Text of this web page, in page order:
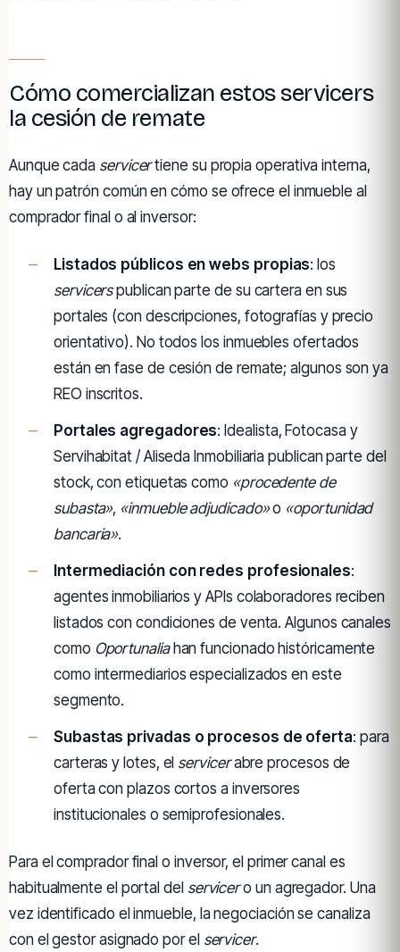
Cómo comercializan estos servicers
la cesión de remate
Aunque cada servicertiene su propia operativa interna,
hay un patrón común en cómo se ofrece el inmueble al
comprador final o al inversor:
Listados públicos en webs propias: los
servicerspublican parte de su cartera en sus
portales (con descripciones, fotografías y precio
orientativo). No todos los inmuebles ofertados
están en fase de cesión de remate; algunos son ya
REO inscritos.
Portales agregadores: Idealista, Fotocasa y
Servihabitat / Aliseda Inmobiliaria publican parte del
stock, con etiquetas como «procedente de
subasta», «inmueble adjudicado»o «oportunidad
bancaria».
Intermediación con redes profesionales:
agentes inmobiliarios y APIs colaboradores reciben
listados con condiciones de venta. Algunos canales
como Oportunaliahan funcionado históricamente
como intermediarios especializados en este
segmento.
Subastas privadas o procesos de oferta: para
carteras y lotes, el servicerabre procesos de
oferta con plazos cortos a inversores
institucionales o semiprofesionales.
Para el comprador final o inversor, el primer canal es
habitualmente el portal del servicero un agregador. Una
vez identificado el inmueble, la negociación se canaliza
con el gestor asignado por el servicer.